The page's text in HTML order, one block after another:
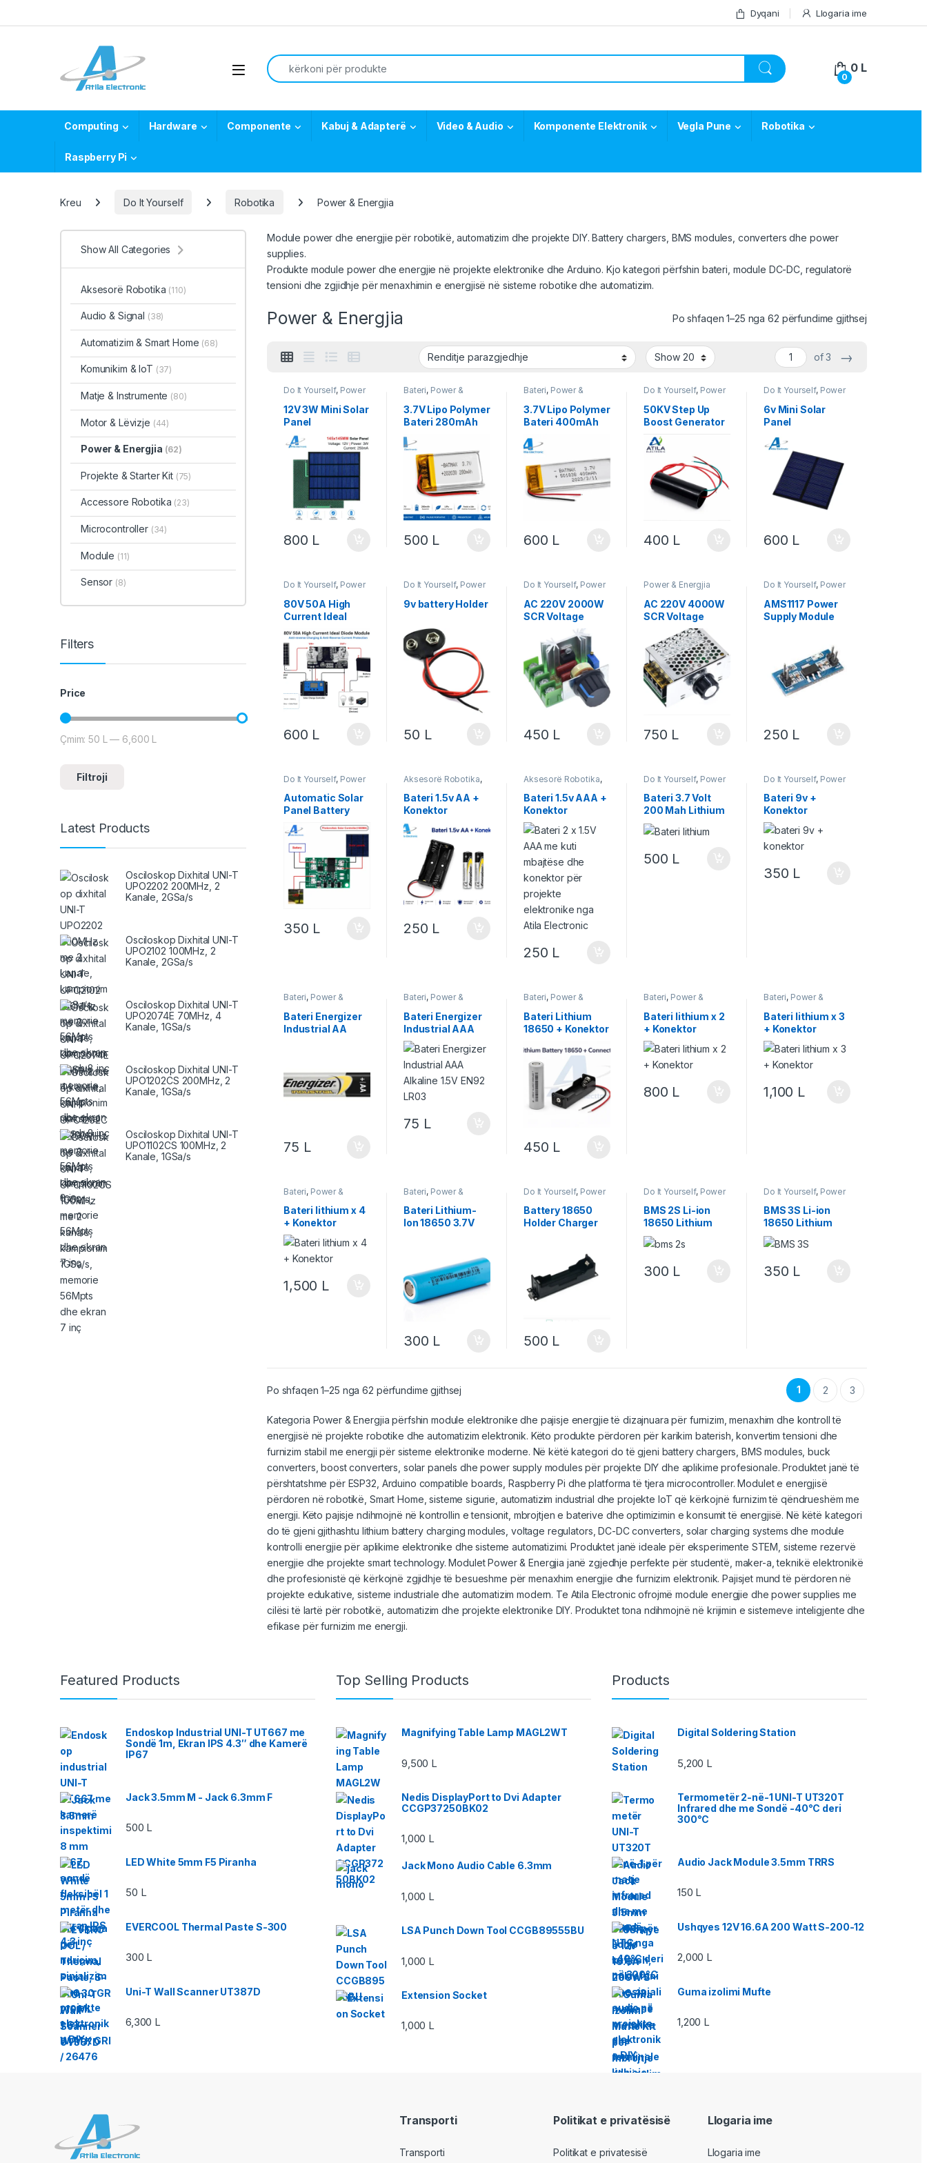
Dyqani Llogaria ime
Open
Search for:
0
0 L
Computing Hardware Componente Kabuj & Adapterë Video & Audio Komponente Elektronik Vegla Pune Robotika
Raspberry Pi
Kreu Do It Yourself Robotika Power & Energjia
Module power dhe energjie për robotikë, automatizim dhe projekte DIY. Battery chargers, BMS modules, converters dhe power
supplies.
Produkte module power dhe energjie në projekte elektronike dhe Arduino. Kjo kategori përfshin bateri, module DC-DC, regulatorë
tensioni dhe zgjidhje për menaxhimin e energjisë në sisteme robotike dhe automatizim.
Power & Energjia Po shfaqen 1–25 nga 62 përfundime gjithsej
of 3 →
Do It Yourself, Power
12V 3W Mini Solar
Panel
800 L
Bateri, Power &
Supply
3.7V Lipo Polymer
Bateri 280mAh
500 L
Bateri, Power &
3.7V Lipo Polymer
Bateri 400mAh
600 L
Do It Yourself, Power
Sensor
50KV Step Up
Boost Generator
Module
400 L
Do It Yourself, Power
6v Mini Solar
Panel
600 L
Do It Yourself, Power
80V 50A High
Current Ideal
Diode Module për
Solar Controller
600 L
Do It Yourself, Power
9v battery Holder
50 L
Do It Yourself, Power
AC 220V 2000W
SCR Voltage
450 L
Power & Energjia
AC 220V 4000W
SCR Voltage
Regulator
750 L
Do It Yourself, Power
AMS1117 Power
Supply Module
250 L
Do It Yourself, Power
Robotika
Automatic Solar
Panel Battery
Charger Board
350 L
Aksesorë Robotika,
Power
& Energjia,Robotika
Bateri 1.5v AA +
Konektor
250 L
Aksesorë Robotika,
Power
& Energjia,Robotika
Bateri 1.5v AAA +
Konektor
250 L
Do It Yourself, Power
Robotika
Bateri 3.7 Volt
200 Mah Lithium
Polimer
500 L
Do It Yourself, Power
Robotika
Bateri 9v +
Konektor
350 L
Bateri, Power &
Bateri Energizer
Industrial AA
75 L
Bateri, Power &
Bateri Energizer
Industrial AAA
Alkaline 1.5V
EN92
75 L
Bateri, Power &
Bateri Lithium
18650 + Konektor
450 L
Bateri, Power &
Bateri lithium x 2
+ Konektor
800 L
Bateri, Power &
Bateri lithium x 3
+ Konektor
1,100 L
Bateri, Power &
Energjia
Bateri lithium x 4
+ Konektor
1,500 L
Bateri, Power &
Energjia
Bateri Lithium-
Ion 18650 3.7V
300 L
Do It Yourself, Power
Robotika
Battery 18650
Holder Charger
500 L
Do It Yourself, Power
Robotika
BMS 2S Li-ion
18650 Lithium
Battery Charger
300 L
Do It Yourself, Power
Robotika
BMS 3S Li-ion
18650 Lithium
Battery Charger
350 L
Po shfaqen 1–25 nga 62 përfundime gjithsej 1 2 3
Kategoria Power & Energjia përfshin module elektronike dhe pajisje energjie të dizajnuara për furnizim, menaxhim dhe kontroll të
energjisë në projekte robotike dhe automatizim elektronik. Këto produkte përdoren për karikim baterish, konvertim tensioni dhe
furnizim stabil me energji për sisteme elektronike moderne. Në këtë kategori do të gjeni battery chargers, BMS modules, buck
converters, boost converters, solar panels dhe power supply modules për projekte DIY dhe aplikime profesionale. Produktet janë të
përshtatshme për ESP32, Arduino compatible boards, Raspberry Pi dhe platforma të tjera microcontroller. Modulet e energjisë
përdoren në robotikë, Smart Home , sisteme sigurie, automatizim industrial dheprojekte IoT që kërkojnë furnizim të qëndrueshëm me
energji. Këto pajisje ndihmojnë në kontrollin e tensionit, mbrojtjen e baterive dhe optimizimin e konsumit të energjisë. Në këtë kategori
do të gjeni gjithashtu lithium battery charging modules , voltage regulators, DC-DC converters, solar charging systems dhe module
kontrolli energjie për aplikime elektronike dhe sisteme automatizimi. Produktet janë ideale për eksperimente STEM, sisteme rezervë
energjie dhe projekte smart technology. Modulet Power & Energjia janë zgjedhje perfekte për studentë, maker-a, teknikë elektronikë
dhe profesionistë që kërkojnë zgjidhje të besueshme për menaxhim energjie dhe furnizim elektronik. Pajisjet mund të përdoren në
projekte edukative, sisteme industriale dhe automatizim modern. Te Atila Electronic ofrojmë module energjie dhe power supplies me
cilësi të lartë për robotikë, automatizim dhe projekte elektronike DIY. Produktet tona ndihmojnë në krijimin e sistemeve inteligjente dhe
efikase për furnizim me energji.
Show All Categories
Aksesorë Robotika (110)
Audio & Signal (38)
Automatizim & Smart Home (68)
Komunikim & IoT (37)
Matje & Instrumente (80)
Motor & Lëvizje (44)
Power & Energjia (62)
Projekte & Starter Kit (75)
Accessore Robotika (23)
Microcontroller (34)
Module (11)
Sensor (8)
Filters
Price
Çmimi më i ulët
Çmimi më i lartë
Filtroji
Çmim:50 L— 6,600 L
Latest Products
Osciloskop Dixhital UNI-T
UPO2202 200MHz, 2
Kanale, 2GSa/s
Osciloskop Dixhital UNI-T
UPO2102 100MHz, 2
Kanale, 2GSa/s
Osciloskop Dixhital UNI-T
UPO2074E 70MHz, 4
Kanale, 1GSa/s
Osciloskop Dixhital UNI-T
UPO1202CS 200MHz, 2
Kanale, 1GSa/s
Osciloskop Dixhital UNI-T
UPO1102CS 100MHz, 2
Kanale, 1GSa/s
Featured Products
Endoskop Industrial UNI-T UT667 me
Sondë 1m, Ekran IPS 4.3″ dhe Kamerë
IP67
Jack 3.5mm M - Jack 6.3mm F
500 L
LED White 5mm F5 Piranha
50 L
EVERCOOL Thermal Paste S-300
300 L
Uni-T Wall Scanner UT387D
6,300 L
Top Selling Products
Magnifying Table Lamp MAGL2WT
9,500 L
Nedis DisplayPort to Dvi Adapter
CCGP37250BK02
1,000 L
Jack Mono Audio Cable 6.3mm
1,000 L
LSA Punch Down Tool CCGB89555BU
1,000 L
Extension Socket
1,000 L
Products
Digital Soldering Station
5,200 L
Termometër 2-në-1 UNI-T UT320T
Infrared dhe me Sondë -40°C deri
300°C
Audio Jack Module 3.5mm TRRS
150 L
Ushqyes 12V 16.6A 200 Watt S-200-12
2,000 L
Guma izolimi Mufte
1,200 L
Transporti
Transporti
Politikat e privatësisë
Politikat e privatesisë
Llogaria ime
Llogaria ime